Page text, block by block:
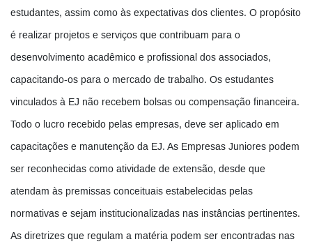
estudantes, assim como às expectativas dos clientes. O propósito
é realizar projetos e serviços que contribuam para o
desenvolvimento acadêmico e profissional dos associados,
capacitando-os para o mercado de trabalho. Os estudantes
vinculados à EJ não recebem bolsas ou compensação financeira.
Todo o lucro recebido pelas empresas, deve ser aplicado em
capacitações e manutenção da EJ. As Empresas Juniores podem
ser reconhecidas como atividade de extensão, desde que
atendam às premissas conceituais estabelecidas pelas
normativas e sejam institucionalizadas nas instâncias pertinentes.
As diretrizes que regulam a matéria podem ser encontradas nas